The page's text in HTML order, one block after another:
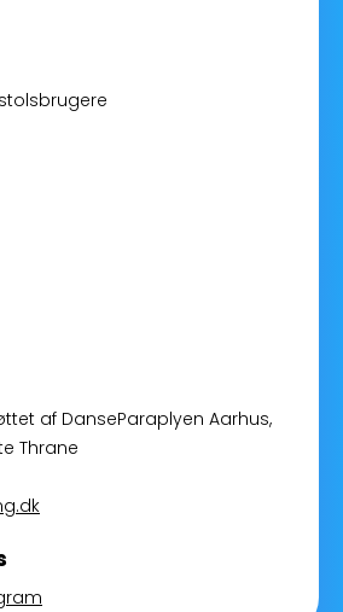
af DanseParaplyen Aarhus,
Thrane